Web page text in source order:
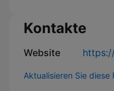
Kontakte
Website
Aktualisieren Sie diese